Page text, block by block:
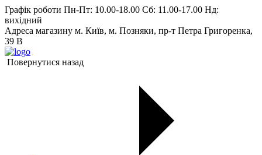
Графік роботи Пн-Пт: 10.00-18.00 Сб: 11.00-17.00 Нд:
вихiдний
Адреса магазину м. Київ, м. Позняки, пр-т Петра Григоренка,
39 В
Повернутися назад